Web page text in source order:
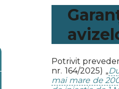
Potrivit
nr. 164/2025) „
mai mare de